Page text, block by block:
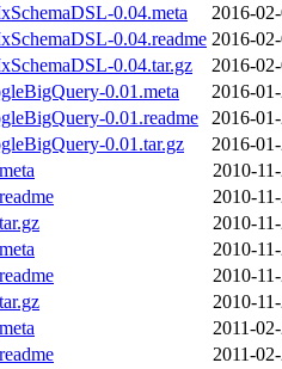
0.04.meta
2016-
0.04.readme 2016-
0.04.tar.gz
2016-
0.01.meta
2016-
0.01.readme
2016-
0.01.tar.gz
2016-
2010-
2010-
2010-
2010-
2010-
2010-
2011-
2011-